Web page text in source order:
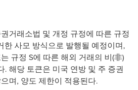
거래소법 및 개정 규정에 따른 규정
한 사모 방식으로 발행될 예정이며,
규정 S에 따른 해외 거래의 비(非)
. 해당 토큰은 미국 연방 및 주 증권
며, 양도 제한이 적용된다.